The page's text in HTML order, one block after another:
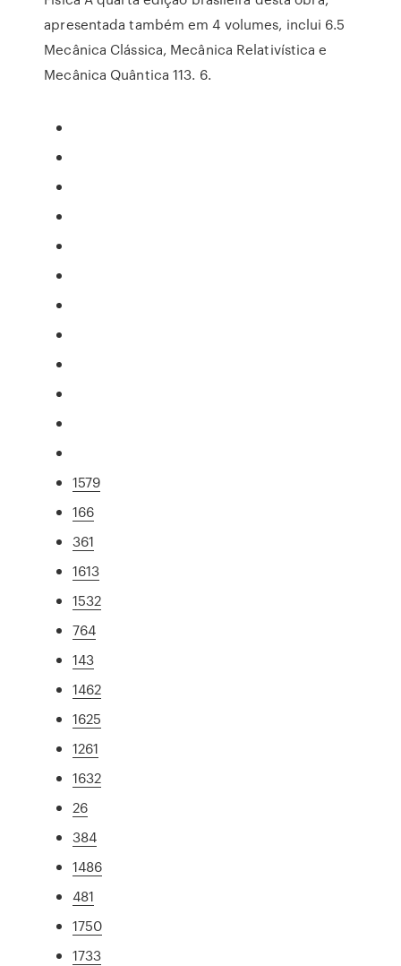
apresentada também em 4 volumes, inclui 6.5
Mecânica Clássica, Mecânica Relativística e
Mecânica Quântica 113. 6.
1579
166
361
1613
1532
764
143
1462
1625
1261
1632
26
384
1486
481
1750
1733